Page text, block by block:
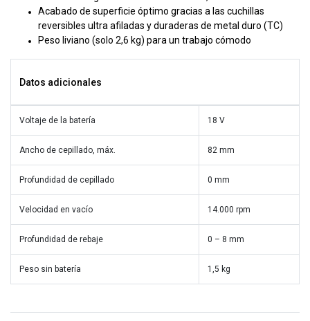
Acabado de superficie óptimo gracias a las cuchillas
reversibles ultra afiladas y duraderas de metal duro (TC)
Peso liviano (solo 2,6 kg) para un trabajo cómodo
Datos adicionales
Voltaje de la batería 18 V
Ancho de cepillado, máx. 82 mm
Profundidad de cepillado 0 mm
Velocidad en vacío 14.000 rpm
Profundidad de rebaje 0 – 8 mm
Peso sin batería 1,5 kg